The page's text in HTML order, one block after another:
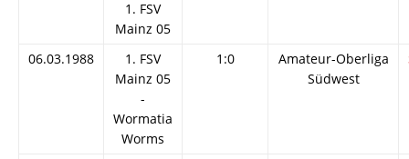
1. FSV
Mainz 05
06.03.1988
1. FSV
Mainz 05
-
Wormatia
Worms
1:0
Amateur-Oberliga
Südwest